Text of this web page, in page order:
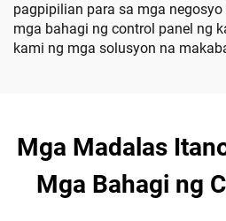
pagpipilian para sa mga
mga bahagi ng control panel ng
kami ng mga solusyon na
Mga Madalas
Mga Bahagi ng